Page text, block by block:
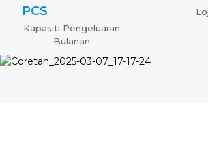
PCS
Kapasiti Pengeluaran
Bulanan